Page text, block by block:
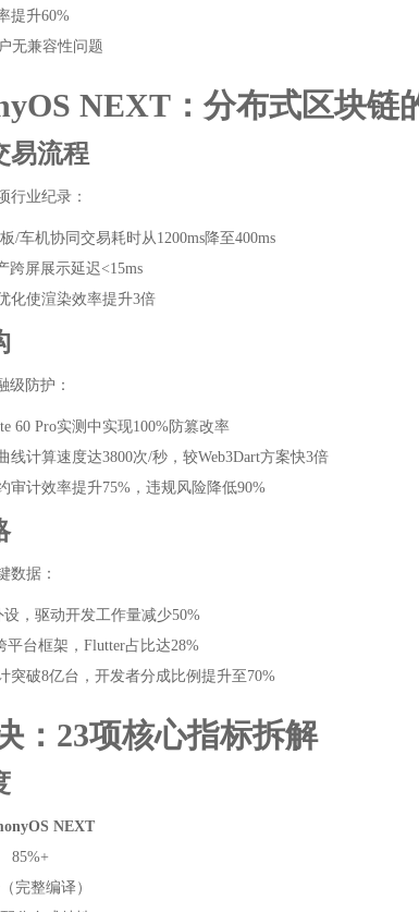
提升60%
无兼容性问题
NEXT：分布式区块链
易流程
行业纪录：
/车机协同交易耗时从1200ms降至400ms
跨屏展示延迟<15ms
化使渲染效率提升3倍
级防护：
60 Pro实测中实现100%防篡改率
线计算速度达3800次/秒，较Web3Dart方案快3倍
审计效率提升75%，违规风险降低90%
数据：
，驱动开发工作量减少50%
平台框架，Flutter占比达28%
突破8亿台，开发者分成比例提升至70%
：23项核心指标拆解
NEXT
85%+
完整编译）